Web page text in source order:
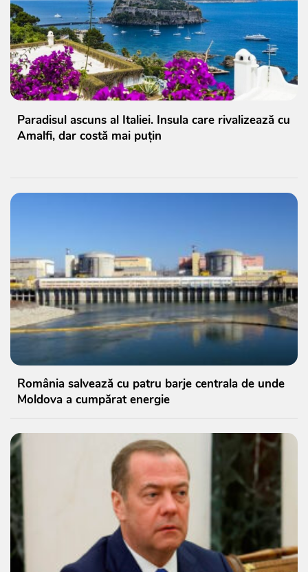
Paradisul ascuns al Italiei. Insula care rivalizează cu
Amalfi, dar costă mai puțin
România salvează cu patru barje centrala de unde
Moldova a cumpărat energie